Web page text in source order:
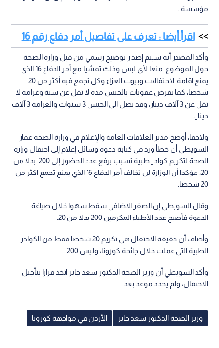
مؤسسة .
اقرأ أيضا : تعرف على تفاصيل أمر دفاع رقم 16
وأكد المصدر أنه سيتم إصدار توضيح رسمي من قبل وزارة الصحة
حول الموضوع منعا لأي لبس وذلك تمشيا مع أمر الدفاع 16 الذي
يمنع اقامة الاحتفالات وبيوت العزاء وكل تجمع فيه أكثر من 20
شخصا، كما يفرض عقوبات بالحبس مدة لا تقل عن سنة وغرامة لا
تقل عن 3 آلاف دينار، وقد تصل الى الحبس 3 سنوات والغرامة 3 آلاف
دينار.
ولاحقا، أوضح مدير العلاقات العامة والإعلام في وزارة الصحة عمار
السويطي أن خطأ ورد في كتابة دعوة وسائل إعلام إلى احتفال وزارة
الصحة لتكريم كوادر طبية تسبب برفع عدد الحضور إلى 200 بدلا من
20، مؤكدا أن الوزارة لن تخالف أمر الدفاع 16 الذي يمنع تجمع اكثر من
20 شخصا.
وقال السويطي إن الصفر الاضافي سقط سهوا خلال صياغة
الدعوة فأصبح عدد الأطباء المكرمين 200 بدلا من 20.
وأضاف أن حقيقة الاحتفال هي تكريم 20 شخصا فقط من الكوادر
الطبية التي عملت خلال جائحة كورونا، وليس 200.
وأكد السويطي أن وزير الصحة الدكتور سعد جابر اتخذ قرارا بتأجيل
الاحتفال، ولم يحدد موعد بعد.
وزير الصحة الدكتور سعد جابر الأردن في مواجهة كورونا